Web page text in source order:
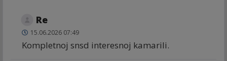
Re
15.06.2026 07:49
Kompletnoj snsd interesnoj kamarili.